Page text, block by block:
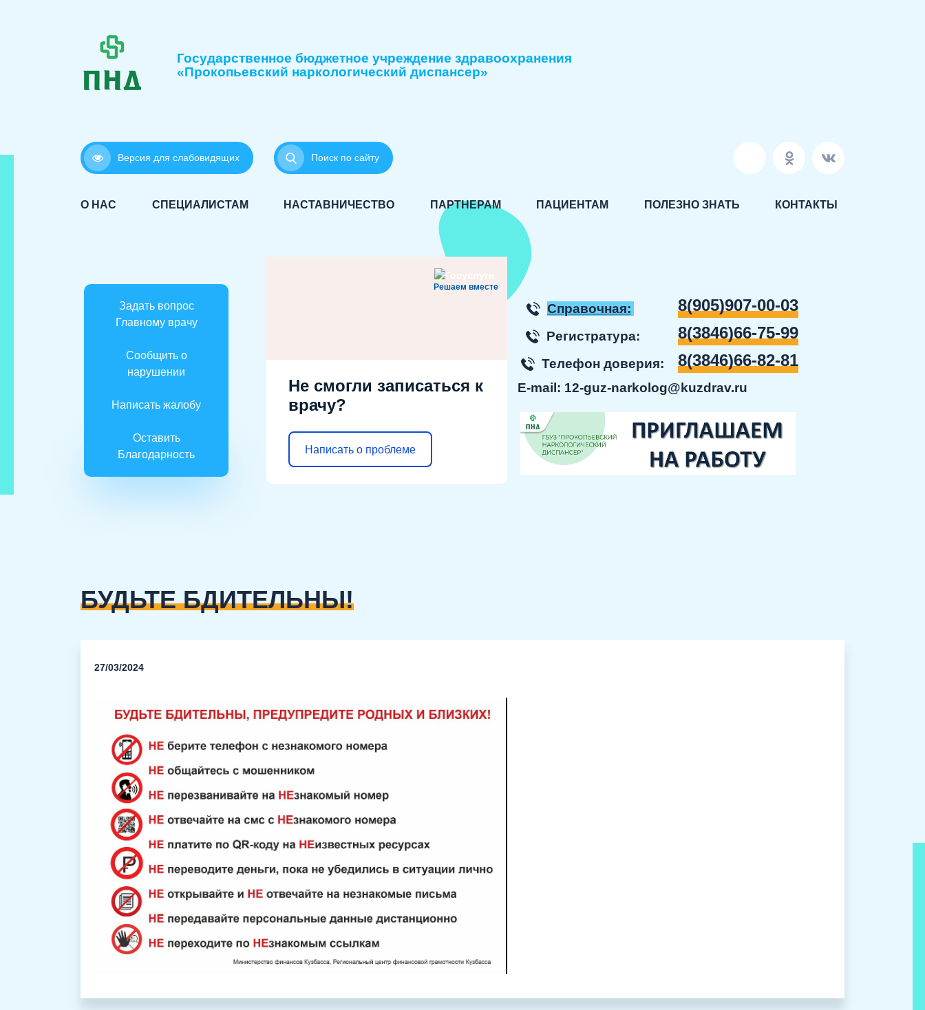
Государственное бюджетное учреждение здравоохранения
«Прокопьевский наркологический диспансер»
Версия для слабовидящих Поиск по сайту
О НАС СПЕЦИАЛИСТАМ НАСТАВНИЧЕСТВО ПАРТНЕРАМ ПАЦИЕНТАМ ПОЛЕЗНО ЗНАТЬ КОНТАКТЫ
Задать вопрос
Главному врачу
Сообщить о
нарушении
Написать жалобу
Оставить
Благодарность
Решаем вместе
Не смогли записаться к
врачу?
Написать о проблеме
Справочная: 8(905)907-00-03
Регистратура: 8(3846)66-75-99
Телефон доверия: 8(3846)66-82-81
E-mail: 12-guz-narkolog@kuzdrav.ru
БУДЬТЕ БДИТЕЛЬНЫ!
27/03/2024